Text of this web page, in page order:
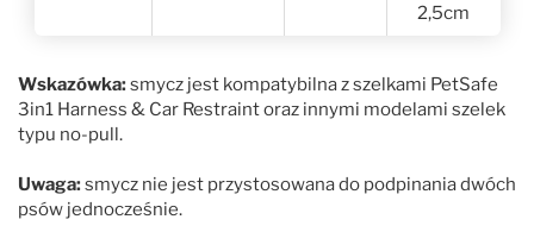
2,5cm
Wskazówka:smycz jest kompatybilna z szelkami PetSafe
3in1 Harness & Car Restraint oraz innymi modelami szelek
typu no-pull.
Uwaga:smycz nie jest przystosowana do podpinania dwóch
psów jednocześnie.